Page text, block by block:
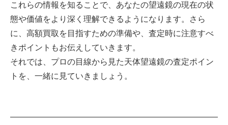
これらの情報を知ることで、あなたの望遠鏡の現在の状
態や価値をより深く理解できるようになります。さら
に、高額買取を目指すための準備や、査定時に注意すべ
きポイントもお伝えしていきます。
それでは、プロの目線から見た天体望遠鏡の査定ポイン
トを、一緒に見ていきましょう。